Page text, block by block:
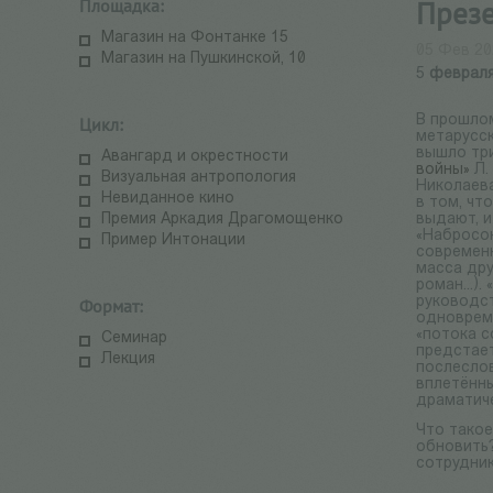
Площадка:
Магазин на Фонтанке 15
Магазин на Пушкинской, 10
Цикл:
Авангард и окрестности
Визуальная антропология
Невиданное кино
Премия Аркадия Драгомощенко
Пример Интонации
Формат:
Семинар
Лекция
5
В
вышло
войны» Л.
в том,
выдают,
масса
роман...).
«потока
Что